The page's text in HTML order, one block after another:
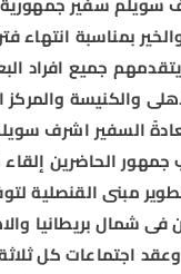
بمناسبة انتهاء
جميع افراد
والكنيسة
السفير اشرف
جمهور الحاضرين
مبنى القنصلية
فى شمال بريطانيا
اجتماعات كل